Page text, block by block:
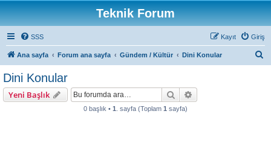
Teknik Forum
SSS Giriş
Kayıt
Ana sayfa Forum ana sayfa Gündem / Kültür Dini Konular
Dini Konular
Yeni Başlık Ara
0 başlık • 1 . sayfa (Toplam 1 sayfa)